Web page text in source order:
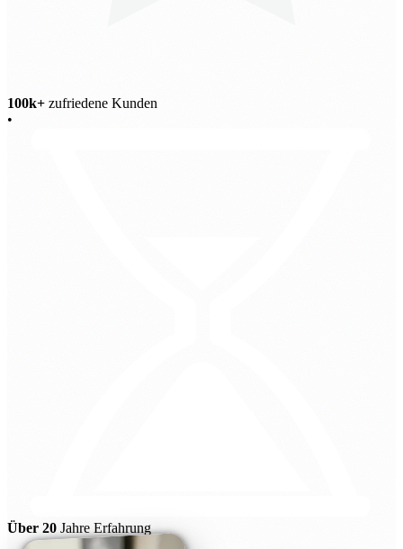
100k+ zufriedene Kunden
•
Über 20 Jahre Erfahrung